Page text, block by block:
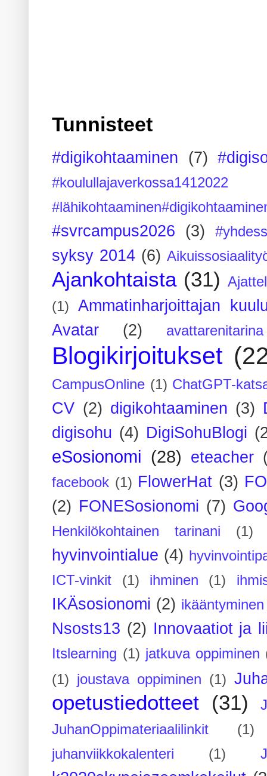
Tunnisteet
#digikohtaaminen (7)
#koulullajaverkossa1412022
#svrcampus2026 (3)
syksy 2014 (6)
Ajankohtaista (31)
(1)
Ammatinharjoittajan
Avatar
(2) avattarenitarina
Blogikirjoitukset
CampusOnline (1) ChatGPT-
CV (2) digikohtaaminen (3)
digisohu (4) DigiSohuBlogi
eSosionomi (28) eteacher
facebook (1) FlowerHat (3)
(2) FONESosionomi (7)
Henkilökohtainen tarinani (1)
hyvinvointialue (4)
ICT-vinkit
(1) ihminen (1)
IKÄsosionomi (2) ikääntyminen
Nsosts13 (2) Innovaatiot ja
Itslearning (1) jatkuva oppiminen
(1) joustava oppiminen (1)
opetustiedotteet (31)
JuhanOppimateriaalilinkit
(1)
juhanviikkokalenteri
(1)